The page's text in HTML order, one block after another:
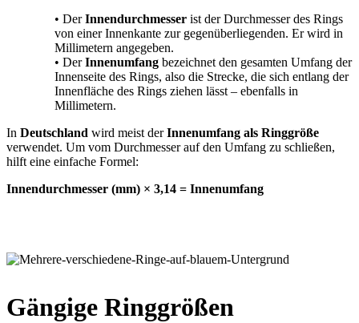
• DerInnendurchmesser ist der Durchmesser des Rings
von einer Innenkante zur gegenüberliegenden. Er wird in
Millimetern angegeben.
• DerInnenumfang bezeichnet den gesamten Umfang der
Innenseite des Rings, also die Strecke, die sich entlang der
Innenfläche des Rings ziehen lässt – ebenfalls in
Millimetern.
In Deutschland wird meist derInnenumfang als Ringgröße
verwendet. Um vom Durchmesser auf den Umfang zu schließen,
hilft eine einfache Formel:
Innendurchmesser (mm) × 3,14 = Innenumfang
Gängige Ringgrößen